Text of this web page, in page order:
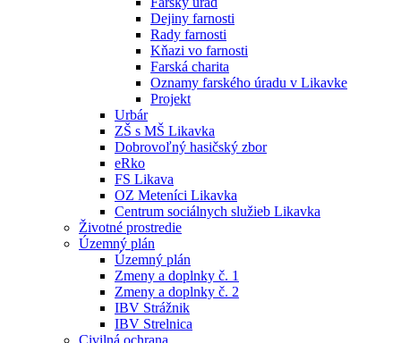
Dejiny farnosti
Rady farnosti
Kňazi vo farnosti
Farská charita
Oznamy farského úradu v Likavke
Projekt
Urbár
ZŠ s MŠ Likavka
Dobrovoľný hasičský zbor
eRko
FS Likava
OZ Meteníci Likavka
Centrum sociálnych služieb Likavka
Životné prostredie
Územný plán
Územný plán
Zmeny a doplnky č. 1
Zmeny a doplnky č. 2
IBV Strážnik
IBV Strelnica
Civilná ochrana